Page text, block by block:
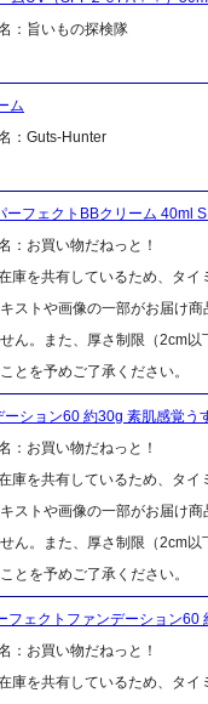
：旨いもの探検隊
ム
：Guts-Hunter
フェクトBBクリーム 40ml
：お買い物だねっと！
庫を共有しているため、タ
ストや画像の一部がお届け
ん。また、厚さ制限（2cm
とを予めご了承ください。
ション60 約30g 素肌感覚う
：お買い物だねっと！
庫を共有しているため、タ
ストや画像の一部がお届け
ん。また、厚さ制限（2cm
とを予めご了承ください。
フェクトファンデーション
：お買い物だねっと！
庫を共有しているため、タ